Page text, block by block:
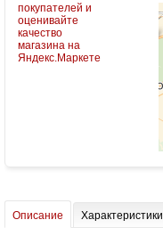
Описание Характеристики